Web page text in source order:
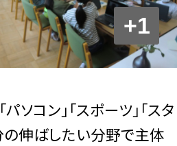
+1
ソコン」「スポーツ」「スタ
の伸ばしたい分野で主体